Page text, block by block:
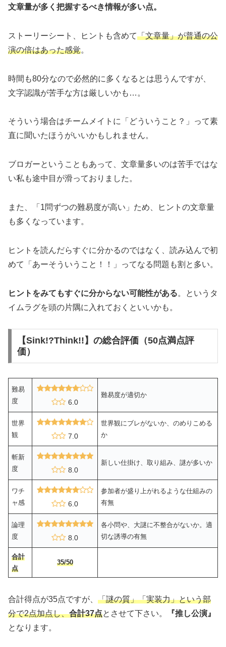
文章量が多く把握するべき情報が多い点。
ストーリーシート、ヒントも含めて「文章量」が普通の公
演の倍はあった感覚。
時間も80分なので必然的に多くなるとは思うんですが、
文字認識が苦手な方は厳しいかも…。
そういう場合はチームメイトに「どういうこと？」って素
直に聞いたほうがいいかもしれません。
ブロガーということもあって、文章量多いのは苦手ではな
い私も途中目が滑っておりました。
また、「1問ずつの難易度が高い」ため、ヒントの文章量
も多くなっています。
ヒントを読んだらすぐに分かるのではなく、読み込んで初
めて「あーそういうこと！！」ってなる問題も割と多い。
ヒントをみてもすぐに分からない可能性がある。というタ
イムラグを頭の片隅に入れておくといいかも。
【Sink!?Think!!】の総合評価（50点満点評
価）
難易
度
6.0
難易度が適切か
世界
観
7.0
世界観にブレがないか、のめりこめる
か
斬新
度
8.0
新しい仕掛け、取り組み、謎が多いか
ワチ
ャ感
6.0
参加者が盛り上がれるような仕組みの
有無
論理
度
8.0
各小問や、大謎に不整合がないか。適
切な誘導の有無
合計
点
35/50
合計得点が35点ですが、 「謎の質」「実装力」という部
分で2点加点し、合計37点とさせて下さい。
『推し公演』
となります。